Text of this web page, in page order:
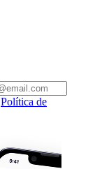
Política de